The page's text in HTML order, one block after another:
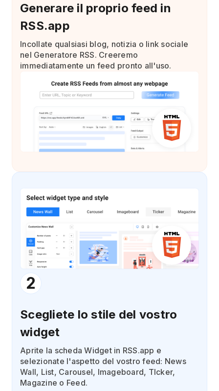
Generare il proprio feed in
RSS.app
Incollate qualsiasi blog, notizia o link sociale
nel Generatore RSS. Creeremo
immediatamente un feed pronto all'uso.
2
Scegliete lo stile del vostro
widget
Aprite la scheda Widget in RSS.app e
selezionate l'aspetto del vostro feed: News
Wall, List, Carousel, Imageboard, TIcker,
Magazine o Feed.